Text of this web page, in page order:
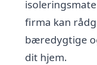
firma kan
bæredygtige
dit hjem.